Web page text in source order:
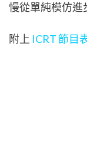
慢從單純模仿進
附上 ICRT 節目